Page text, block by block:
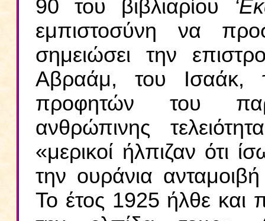
90 του βιβλιαρίου
εμπιστοσύνη να
σημειώσει την
Αβραάμ, του Ισαάκ,
προφητών του
ανθρώπινης
«μερικοί ήλπιζαν ότι
την ουράνια ανταμοιβή
Το έτος 1925 ήλθε και